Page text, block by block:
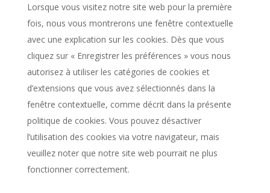
divers
Lorsque vous visitez notre site web pour la première
fois, nous vous montrerons une fenêtre contextuelle
avec une explication sur les cookies. Dès que vous
cliquez sur « Enregistrer les préférences » vous nous
autorisez à utiliser les catégories de cookies et
d’extensions que vous avez sélectionnés dans la
fenêtre contextuelle, comme décrit dans la présente
politique de cookies. Vous pouvez désactiver
l’utilisation des cookies via votre navigateur, mais
veuillez noter que notre site web pourrait ne plus
fonctionner correctement.